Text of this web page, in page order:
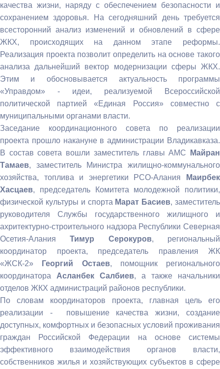
качества жизни, наряду с обеспечением безопасности и
сохранением здоровья. На сегодняшний день требуется
всесторонний анализ изменений и обновлений в сфере
ЖКХ, происходящих на данном этапе реформы.
Реализация проекта позволит определить на основе такого
анализа дальнейший вектор модернизации сферы ЖКХ.
Этим и обосновывается актуальность программы
«Управдом» - идеи, реализуемой Всероссийской
политической партией «Единая Россия» совместно с
муниципальными органами власти.
Заседание координационного совета по реализации
проекта прошло накануне в администрации Владикавказа.
В состав совета вошли заместитель главы АМС
Майран
Тамаев, заместитель Министра жилищно-коммунального
хозяйства, топлива и энергетики РСО-Алания
Маирбек
Хасцаев, председатель Комитета молодежной политики,
физической культуры и спорта Марат Басиев, заместитель
руководителя Службы государственного жилищного и
ахритектурно-строительного надзора Республики Северная
Осетия-АланияТимур Серокуров, региональный
координатор проекта, председатель правления ЖК
«ЖСК-2»
Георгий Остаев, помощник регионального
координатора Асланбек Салбиев, а также начальники
отделов ЖКХ администраций районов республики.
По словам координаторов проекта, главная цель его
реализации - повышение качества жизни, создание
доступных, комфортных и безопасных условий проживания
граждан Российской Федерации на основе системы
эффективного взаимодействия органов власти,
собственников жилья и хозяйствующих субъектов в сфере